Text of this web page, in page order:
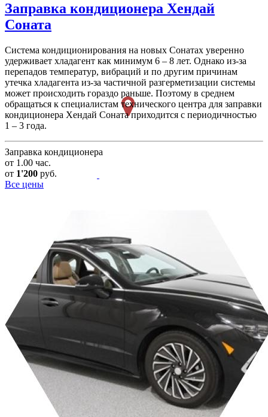
Заправка кондиционера Хендай
Соната
Система кондиционирования на новых Сонатах уверенно
удерживает хладагент как минимум 6 – 8 лет. Однако из-за
перепадов температур, вибраций и по другим причинам
утечка хладагента из-за частичной разгерметизации системы
может происходить гораздо раньше. Поэтому в среднем
обращаться к специалистам технического центра для заправки
кондиционера Хендай Соната приходится с периодичностью
1 – 3 года.
Заправка кондиционера
от 1.00 час.
от 1'200 руб.
Все цены